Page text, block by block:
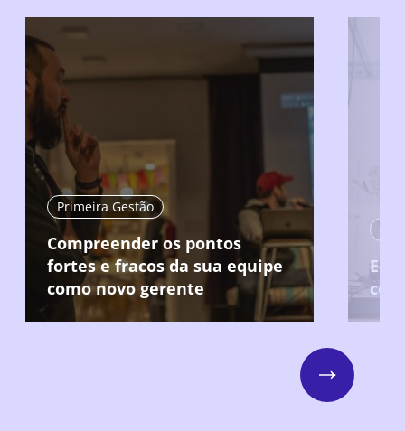
Primeira Gestão
Compreender os pontos
fortes e fracos da sua equipe
como novo gerente
Next